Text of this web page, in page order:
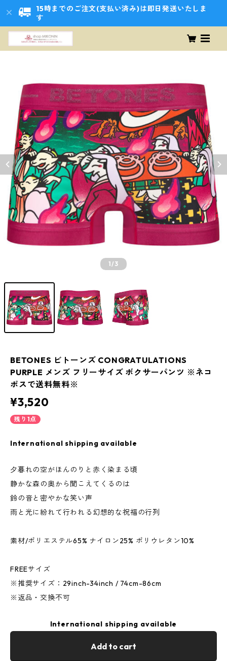
15時までのご注文(支払い済み)は即日発送いたしま
す
1/3
BETONES ビトーンズ CONGRATULATIONS
PURPLE メンズ フリーサイズ ボクサーパンツ ※ネコ
ポスで送料無料※
¥3,520
残り1点
International shipping available
夕暮れの空がほんのりと赤く染まる頃
静かな森の奥から聞こえてくるのは
鈴の音と密やかな笑い声
雨と光に紛れて行われる幻想的な祝福の行列
素材/ポリエステル65% ナイロン25% ポリウレタン10%
FREEサイズ
※推奨サイズ：29inch-34inch / 74cm-86cm
※返品・交換不可
International shipping available
Add to cart